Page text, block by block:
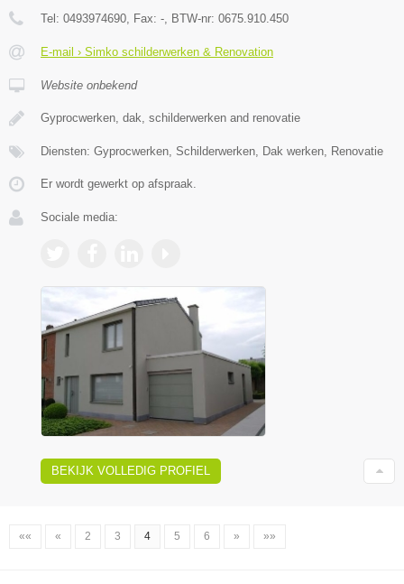
Tel: 0493974690, Fax: -, BTW-nr: 0675.910.450
E-mail › Simko schilderwerken & Renovation
Website onbekend
Gyprocwerken, dak, schilderwerken and renovatie
Diensten: Gyprocwerken, Schilderwerken, Dak werken, Renovatie
Er wordt gewerkt op afspraak.
Sociale media:
BEKIJK VOLLEDIG PROFIEL
«« « 2 3 4 5 6 » »»